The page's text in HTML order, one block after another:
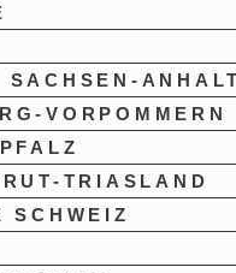
SACHSEN-
VORPOMMERN
TRIASLAND
SCHWEIZ